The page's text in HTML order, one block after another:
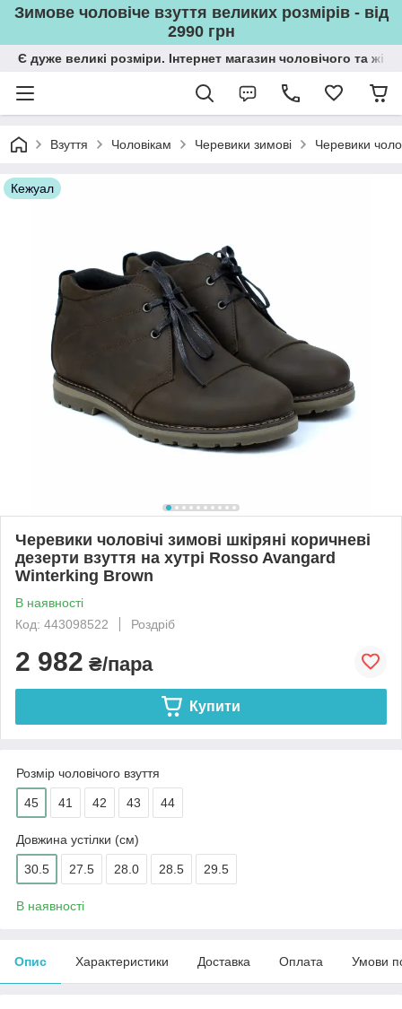
Зимове чоловіче взуття великих розмірів - від
2990 грн
Є дуже великі розміри. Інтернет магазин чоловічого та
Взуття Чоловікам Черевики зимові Черевики
Кежуал
Черевики чоловічі зимові шкіряні коричневі
дезерти взуття на хутрі Rosso Avangard
Winterking Brown
В наявності
Код: 443098522
Роздріб
2 982 ₴/пара
Купити
Розмір чоловічого взуття
45 41 42 43 44
Довжина устілки (см)
30.5 27.5 28.0 28.5 29.5
В наявності
Опис Характеристики Доставка Оплата Умови